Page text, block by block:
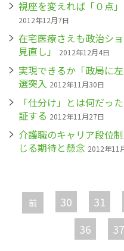
視座を変えれば「０
2012年12月7日
在宅医療さえも政治
見直し」
2012年12月4日
実現できるか「政局
選突入 2012年11月30日
「仕分け」とは何だ
証する 2012年11月27日
介護職のキャリア段
じる期待と懸念 2012年11
ー
ジ
前 30 31
36
37